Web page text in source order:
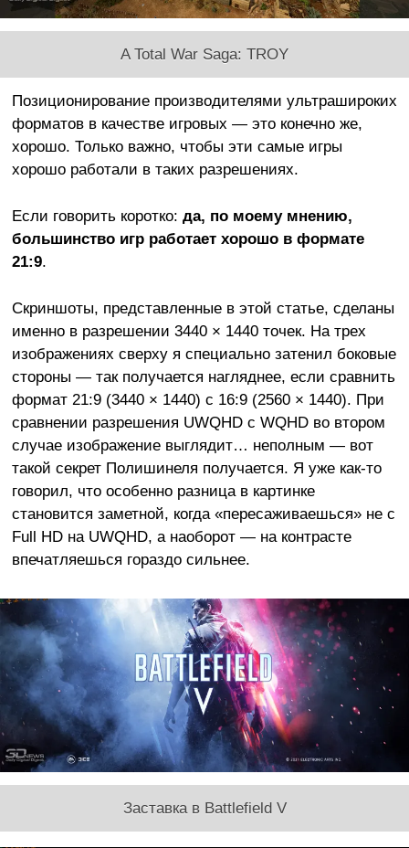
A Total War Saga: TROY
Позиционирование производителями ультрашироких
форматов в качестве игровых — это конечно же,
хорошо. Только важно, чтобы эти самые игры
хорошо работали в таких разрешениях.
Если говорить коротко: да, по моему мнению,
большинство игр работает хорошо в формате
21:9.
Скриншоты, представленные в этой статье, сделаны
именно в разрешении 3440 × 1440 точек. На трех
изображениях сверху я специально затенил боковые
стороны — так получается нагляднее, если сравнить
формат 21:9 (3440 × 1440) с 16:9 (2560 × 1440). При
сравнении разрешения UWQHD с WQHD во втором
случае изображение выглядит… неполным — вот
такой секрет Полишинеля получается. Я уже как-то
говорил, что особенно разница в картинке
становится заметной, когда «пересаживаешься» не с
Full HD на UWQHD, а наоборот — на контрасте
впечатляешься гораздо сильнее.
Заставка в Battlefield V